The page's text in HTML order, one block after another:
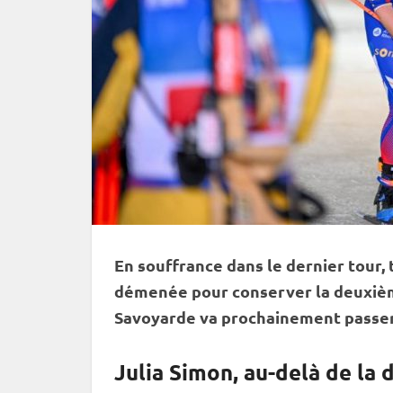
En souffrance dans le dernier tour,
démenée pour conserver la
Savoyarde va prochainement
Julia Simon, au-delà de la